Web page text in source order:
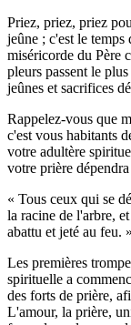
Priez, priez, priez
jeûne ; c'est le temps
miséricorde du Père
pleurs passent le
jeûnes et sacrifices
Rappelez-vous que
c'est vous habitants
votre adultère
votre prière
« Tous ceux qui se
la racine de l'arbre,
abattu et jeté au feu. »
Les premières
spirituelle a
des forts de prière,
L'amour, la prière,